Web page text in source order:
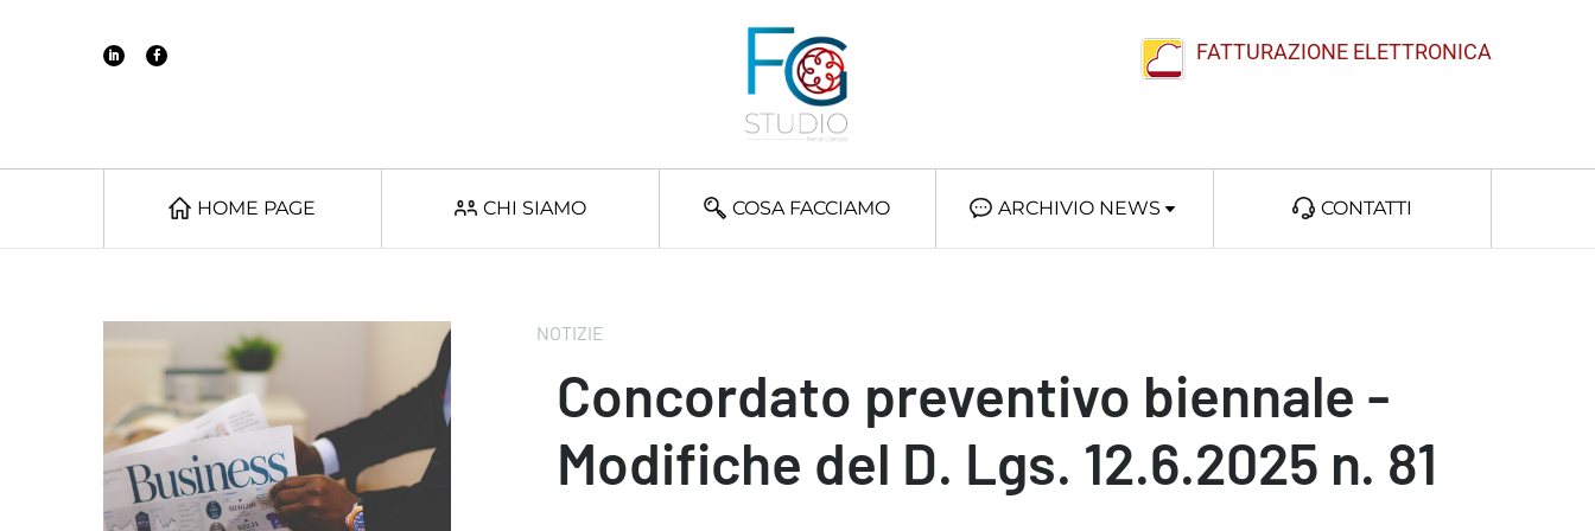
FATTURAZIONE ELETTRONICA
HOME PAGE CHI SIAMO COSA FACCIAMO ARCHIVIO NEWS CONTATTI
NOTIZIE
Concordato preventivo biennale -
Modifiche del D. Lgs. 12.6.2025 n. 81